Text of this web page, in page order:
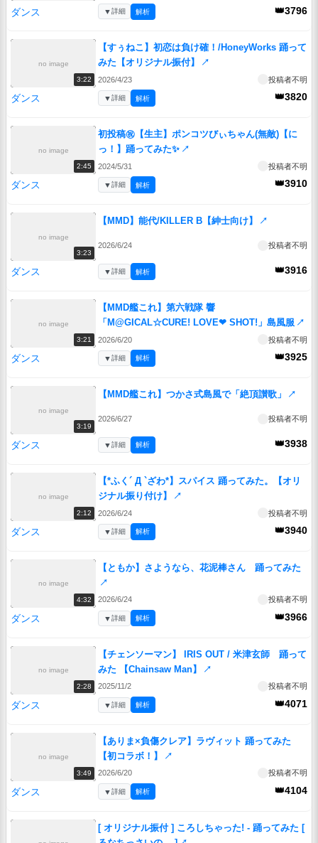
ダンス 👑3796
▼詳細 解析
no image
3:22
【すぅねこ】初恋は負け確！/HoneyWorks 踊って
みた【オリジナル振付】
↗
2026/4/23 投稿者不明
ダンス 👑3820
▼詳細 解析
no image
2:45
初投稿㊗️【生主】ポンコツびぃちゃん(無敵)【に
っ！】踊ってみた✨️ ↗
2024/5/31 投稿者不明
ダンス 👑3910
▼詳細 解析
no image
3:23
【MMD】能代/KILLER B【紳士向け】 ↗
2026/6/24 投稿者不明
ダンス 👑3916
▼詳細 解析
no image
3:21
【MMD艦これ】第六戦隊 響
「M@GICAL☆CURE! LOVE❤ SHOT!」島風服 ↗
2026/6/20 投稿者不明
ダンス 👑3925
▼詳細 解析
no image
3:19
【MMD艦これ】つかさ式島風で「絶頂讃歌」 ↗
2026/6/27 投稿者不明
ダンス 👑3938
▼詳細 解析
no image
2:12
【*ふく´ Д `ざわ*】スパイス 踊ってみた。【オリ
ジナル振り付け】
↗
2026/6/24 投稿者不明
ダンス 👑3940
▼詳細 解析
no image
4:32
【ともか】さようなら、花泥棒さん 踊ってみた
↗
2026/6/24 投稿者不明
ダンス 👑3966
▼詳細 解析
no image
2:28
【チェンソーマン】 IRIS OUT / 米津玄師 踊って
みた 【Chainsaw Man】
↗
2025/11/2 投稿者不明
ダンス 👑4071
▼詳細 解析
no image
3:49
【ありま×負傷クレア】ラヴィット 踊ってみた
【初コラボ！】
↗
2026/6/20 投稿者不明
ダンス 👑4104
▼詳細 解析
[ オリジナル振付 ] ころしちゃった! - 踊ってみた [